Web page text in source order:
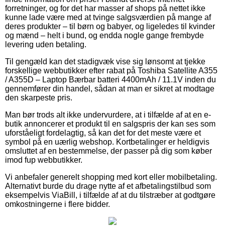
forretninger, og for det har masser af shops på nettet ikke
kunne lade være med at tvinge salgsværdien på mange af
deres produkter – til børn og babyer, og ligeledes til kvinder
og mænd – helt i bund, og endda nogle gange frembyde
levering uden betaling.
Til gengæld kan det stadigvæk vise sig lønsomt at tjekke
forskellige webbutikker efter rabat på Toshiba Satellite A355
/ A355D – Laptop Bærbar batteri 4400mAh / 11.1V inden du
gennemfører din handel, sådan at man er sikret at modtage
den skarpeste pris.
Man bør trods alt ikke undervurdere, at i tilfælde af at en e-
butik annoncerer et produkt til en salgspris der kan ses som
uforståeligt fordelagtig, så kan det for det meste være et
symbol på en uærlig webshop. Kortbetalinger er heldigvis
omsluttet af en bestemmelse, der passer på dig som køber
imod fup webbutikker.
Vi anbefaler generelt shopping med kort eller mobilbetaling.
Alternativt burde du drage nytte af et afbetalingstilbud som
eksempelvis ViaBill, i tilfælde af at du tilstræber at godtgøre
omkostningerne i flere bidder.